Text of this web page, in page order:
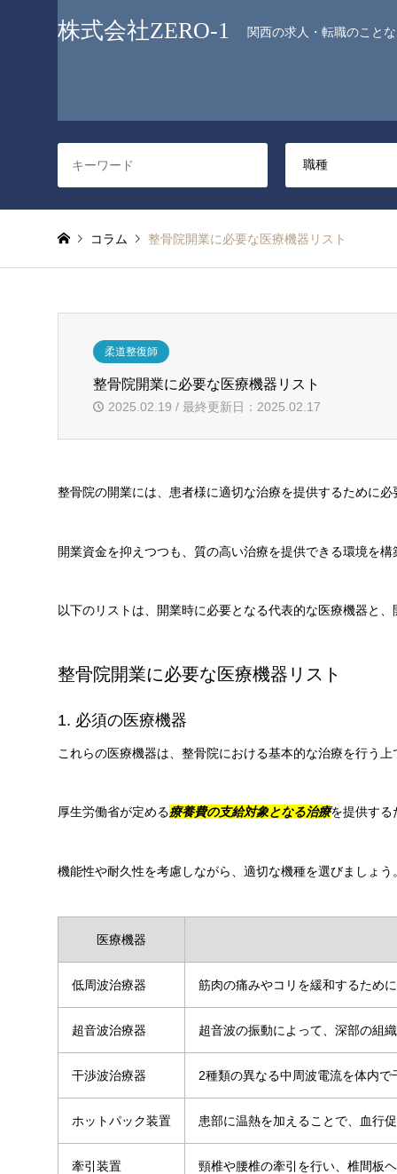
株式会社ZERO-1 関西の求人・転職のこと
コラム 整骨院開業に必要な医療機器リスト
柔道整復師
整骨院開業に必要な医療機器リスト
2025.02.19 / 最終更新日：2025.02.17
整骨院の開業には、患者様に適切な治療を提供するために
開業資金を抑えつつも、質の高い治療を提供できる環境を
以下のリストは、開業時に必要となる代表的な医療機器と
整骨院開業に必要な医療機器リスト
1. 必須の医療機器
これらの医療機器は、整骨院における基本的な治療を行う
厚生労働省が定める療養費の支給対象となる治療を提供する
機能性や耐久性を考慮しながら、適切な機種を選びましょう
医療機器
低周波治療器 筋肉の痛みやコリを緩和するため
超音波治療器 超音波の振動によって、深部の組
干渉波治療器 2種類の異なる中周波電流を体内
ホットパック装置 患部に温熱を加えることで、血行
牽引装置 頸椎や腰椎の牽引を行い、椎間板